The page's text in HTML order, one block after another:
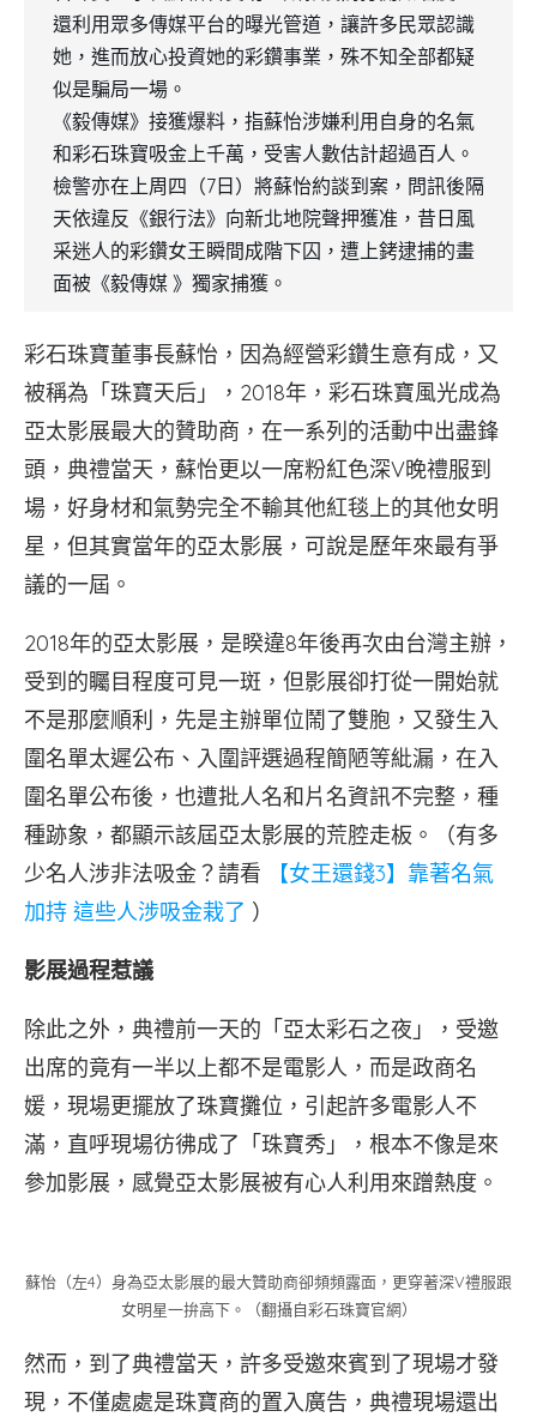
還利用眾多傳媒平台的曝光管道，讓許多民眾認識
她，進而放心投資她的彩鑽事業，殊不知全部都疑
似是騙局一場。
《毅傳媒》接獲爆料，指蘇怡涉嫌利用自身的名氣
和彩石珠寶吸金上千萬，受害人數估計超過百人。
檢警亦在上周四（7日）將蘇怡約談到案，問訊後隔
天依違反《銀行法》向新北地院聲押獲准，昔日風
采迷人的彩鑽女王瞬間成階下囚，遭上銬逮捕的畫
面被《毅傳媒 》獨家捕獲。
彩石珠寶董事長蘇怡，因為經營彩鑽生意有成，又
被稱為「珠寶天后」，2018年，彩石珠寶風光成為
亞太影展最大的贊助商，在一系列的活動中出盡鋒
頭，典禮當天，蘇怡更以一席粉紅色深V晚禮服到
場，好身材和氣勢完全不輸其他紅毯上的其他女明
星，但其實當年的亞太影展，可說是歷年來最有爭
議的一屆。
2018年的亞太影展，是睽違8年後再次由台灣主辦，
受到的矚目程度可見一斑，但影展卻打從一開始就
不是那麼順利，先是主辦單位鬧了雙胞，又發生入
圍名單太遲公布、入圍評選過程簡陋等紕漏，在入
圍名單公布後，也遭批人名和片名資訊不完整，種
種跡象，都顯示該屆亞太影展的荒腔走板。（有多
少名人涉非法吸金？請看
【女王還錢3】靠著名氣
加持 這些人涉吸金栽了 ）
影展過程惹議
除此之外，典禮前一天的「亞太彩石之夜」，受邀
出席的竟有一半以上都不是電影人，而是政商名
媛，現場更擺放了珠寶攤位，引起許多電影人不
滿，直呼現場彷彿成了「珠寶秀」，根本不像是來
參加影展，感覺亞太影展被有心人利用來蹭熱度。
蘇怡（左4）身為亞太影展的最大贊助商卻頻頻露面，更穿著深V禮服跟
女明星一拚高下。（翻攝自彩石珠寶官網）
然而，到了典禮當天，許多受邀來賓到了現場才發
現，不僅處處是珠寶商的置入廣告，典禮現場還出